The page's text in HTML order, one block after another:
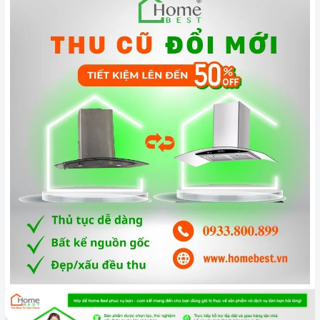
Máy hút mùi hoạt động dựa trên nguyên tắc của quạt thông
gió kết hợp với các màng lọc. Máy thường bao gồm các bộ
phận cơ bản như: lớp toa inox bên ngoài, hệ thống dẫn khí,
lưới lọc, quạt hút, đèn chiếu sáng, bảng điều khiển tốc độ
Hệ thống đèn chiếu sáng LED có tác dụng chiếu sáng và làm
cho công việc nấu ăn thêm thuận lợi.
Chức năng an toàn
Máy sử dụng phương pháp hút mùi trực tiếp tức mùi được
đẩy ra ngoài theo đường ống thoátD150. Đồng thời chức
trong phòng bếp luôn sạch sẽ. Cách thức này sẽ giúp máy có
hiệu quả tới 100% và mùi sẽ được đẩy hoàn toàn ra ngoài
trời.
Độ ồn tối đa của máy ở mức thấp rất êm không ảnh hưởng
đến sinh hoạt gia đình bạn. Tổng điện năng tiêu thu điện của